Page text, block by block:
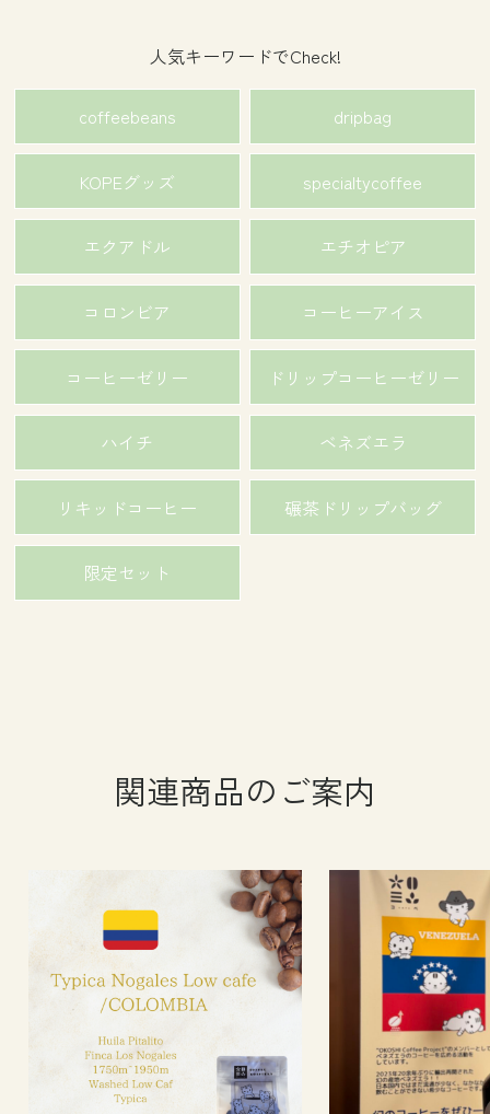
人気キーワードでCheck!
coffeebeans dripbag
KOPEグッズ specialtycoffee
エクアドル エチオピア
コロンビア コーヒーアイス
コーヒーゼリー ドリップコーヒーゼリー
ハイチ ベネズエラ
リキッドコーヒー 碾茶ドリップバッグ
限定セット
関連商品のご案内